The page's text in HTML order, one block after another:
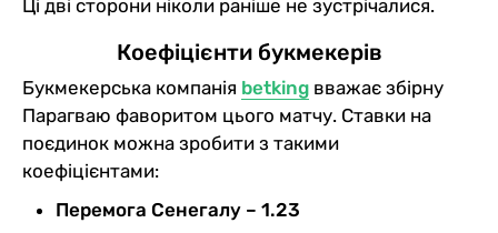
Ці дві сторони ніколи раніше не зустрічалися.
Коефіцієнти букмекерів
Букмекерська компанія betking вважає збірну
Парагваю фаворитом цього матчу. Ставки на
поєдинок можна зробити з такими
коефіцієнтами:
Перемога Сенегалу – 1.23